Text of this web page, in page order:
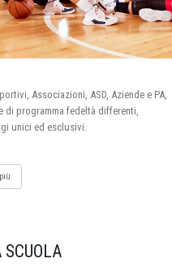
Associazioni, ASD, Aziende e PA,
di programma fedeltà differenti,
unici ed esclusivi.
SCUOLA